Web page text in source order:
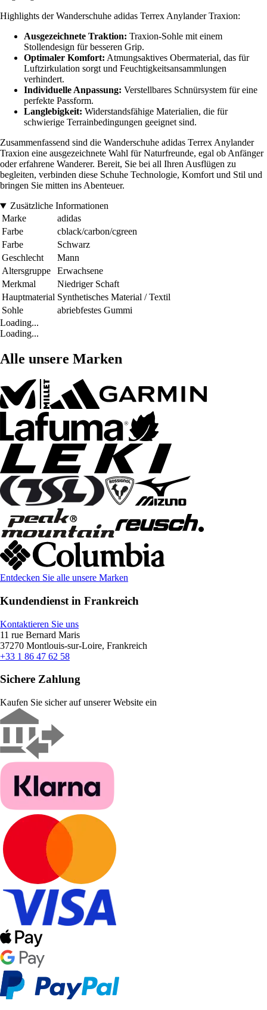
Highlights der Wanderschuhe adidas Terrex Anylander Traxion:
Ausgezeichnete Traktion: Traxion-Sohle mit einem
Stollendesign für besseren Grip.
Optimaler Komfort: Atmungsaktives Obermaterial, das für
Luftzirkulation sorgt und Feuchtigkeitsansammlungen
verhindert.
Individuelle Anpassung: Verstellbares Schnürsystem für eine
perfekte Passform.
Langlebigkeit: Widerstandsfähige Materialien, die für
schwierige Terrainbedingungen geeignet sind.
Zusammenfassend sind die Wanderschuhe adidas Terrex Anylander
Traxion eine ausgezeichnete Wahl für Naturfreunde, egal ob Anfänger
oder erfahrene Wanderer. Bereit, Sie bei all Ihren Ausflügen zu
begleiten, verbinden diese Schuhe Technologie, Komfort und Stil und
bringen Sie mitten ins Abenteuer.
Zusätzliche Informationen
Marke
adidas
Farbe
cblack/carbon/cgreen
Farbe
Schwarz
Geschlecht
Mann
Altersgruppe
Erwachsene
Merkmal
Niedriger Schaft
Hauptmaterial Synthetisches Material / Textil
Sohle
abriebfestes Gummi
Loading...
Loading...
Alle unsere Marken
Entdecken Sie alle unsere Marken
Kundendienst in Frankreich
Kontaktieren Sie uns
11 rue Bernard Maris
37270 Montlouis-sur-Loire, Frankreich
+33 1 86 47 62 58
Sichere Zahlung
Kaufen Sie sicher auf unserer Website ein